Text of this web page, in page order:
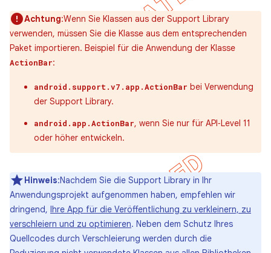
Achtung:Wenn Sie Klassen aus der Support Library
verwenden, müssen Sie die Klasse aus dem entsprechenden
Paket importieren. Beispiel für die Anwendung der Klasse
ActionBar:
android.support.v7.app.ActionBar bei Verwendung
der Support Library.
android.app.ActionBar, wenn Sie nur für API‑Level 11
oder höher entwickeln.
Hinweis:Nachdem Sie die Support Library in Ihr
Anwendungsprojekt aufgenommen haben, empfehlen wir
dringend, Ihre App für die Veröffentlichung zu verkleinern, zu
verschleiern und zu optimieren. Neben dem Schutz Ihres
Quellcodes durch Verschleierung werden durch die